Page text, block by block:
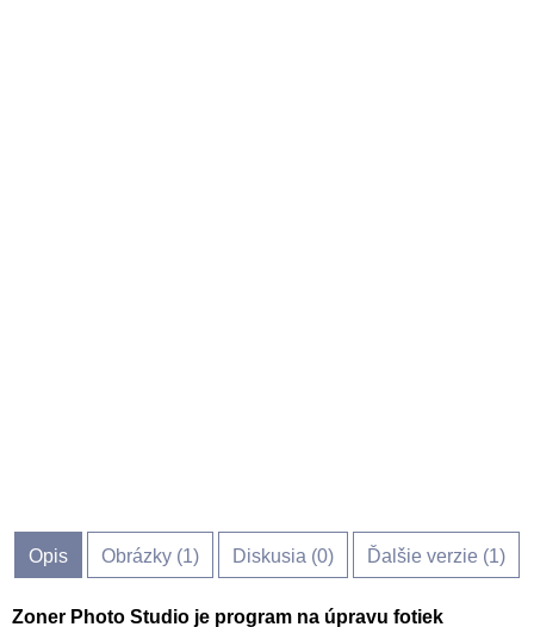
Opis Obrázky (1) Diskusia (0) Ďalšie verzie (1)
Zoner Photo Studio je program na úpravu fotiek